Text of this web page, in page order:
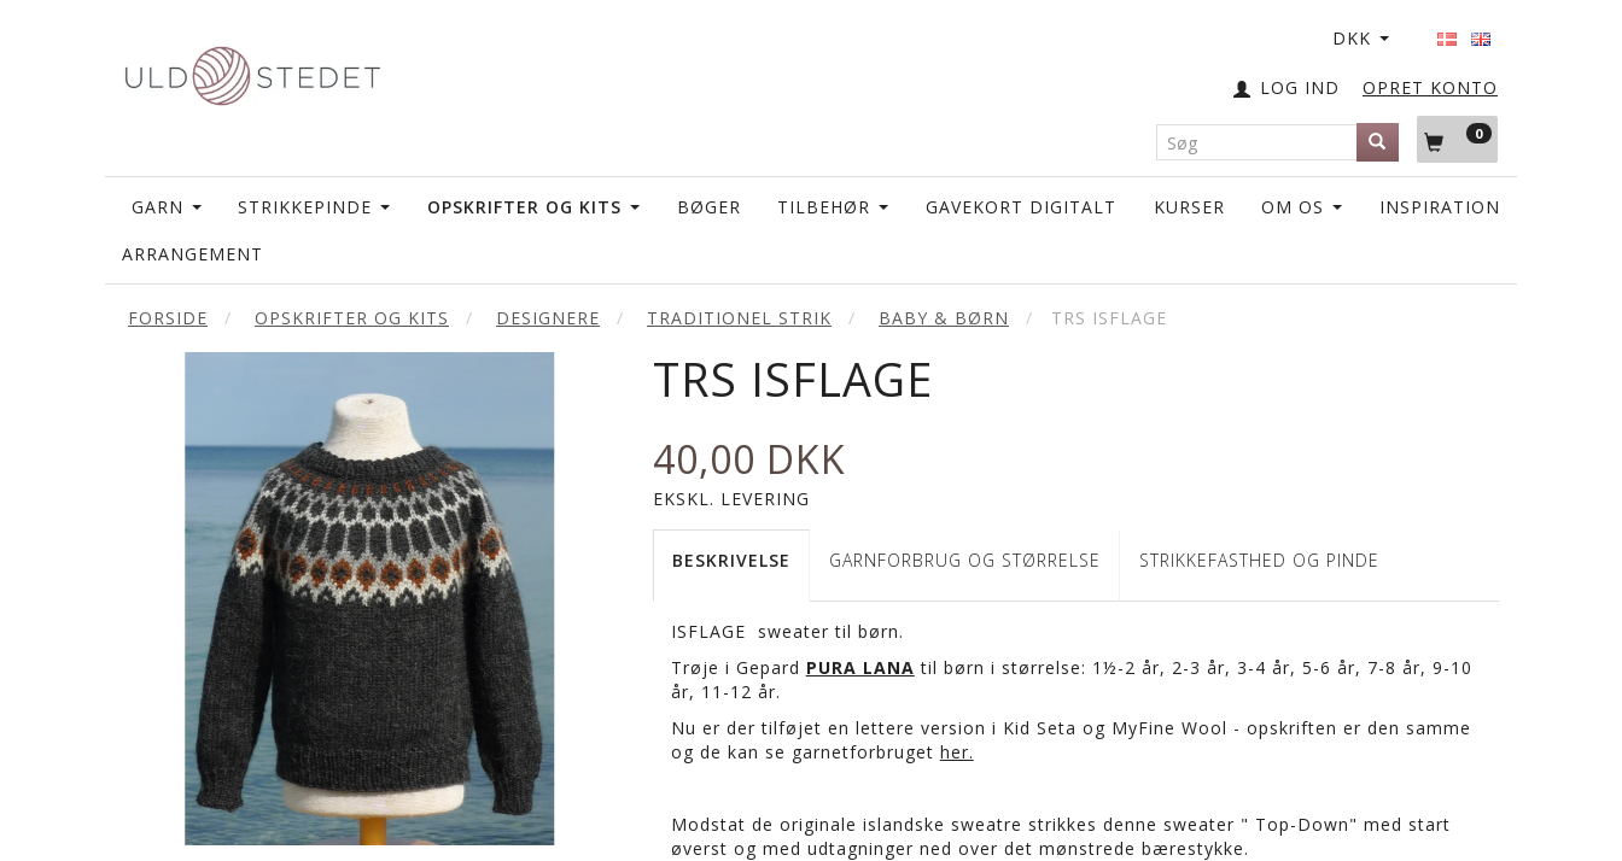
DKK
OPRET KONTO
LOG IND
0
GARN STRIKKEPINDE OPSKRIFTER OG KITS BØGER TILBEHØR GAVEKORT DIGITALT KURSER OM OS INSPIRATION
ARRANGEMENT
FORSIDE OPSKRIFTER OG KITS DESIGNERE TRADITIONEL STRIK BABY & BØRN TRS ISFLAGE
TRS ISFLAGE
40,00 DKK
EKSKL. LEVERING
BESKRIVELSE GARNFORBRUG OG STØRRELSE STRIKKEFASTHED OG PINDE
ISFLAGE sweater til børn.
Trøje i Gepard PURA LANA til børn i størrelse: 1½-2 år, 2-3 år, 3-4 år, 5-6 år, 7-8 år, 9-10
år, 11-12 år.
Nu er der tilføjet en lettere version i Kid Seta og MyFine Wool - opskriften er den samme
og de kan se garnetforbruget her.
Modstat de originale islandske sweatre strikkes denne sweater " Top-Down" med start
øverst og med udtagninger ned over det mønstrede bærestykke.